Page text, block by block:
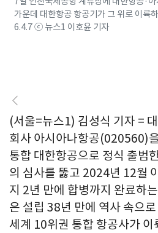
가운데 대한항공 항공기가 그 위로 이륙
6.4.7 ⓒ 뉴스1 이호윤 기자
(서울=뉴스1) 김성식 기자 =
회사 아시아나항공(020560)
통합 대한항공으로 정식 출범
의 심사를 뚫고 2024년 12월
지 2년 만에 합병까지 완료하
은 설립 38년 만에 역사 속으
세계 10위권 통합 항공사가 이